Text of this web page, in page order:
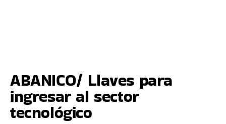
ABANICO/ Llaves para
ingresar al sector
tecnológico